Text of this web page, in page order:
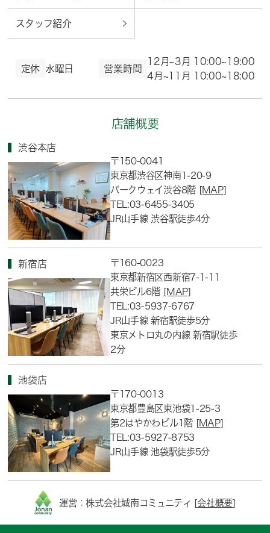
スタッフ紹介
定休 水曜日 営業時間
12月~3月 10:00~19:00
4月~11月 10:00~18:00
店舗概要
渋谷本店
〒150-0041
東京都渋谷区神南1-20-9
パークウェイ渋谷8階 [MAP]
TEL:03-6455-3405
JR山手線 渋谷駅徒歩4分
新宿店
〒160-0023
東京都新宿区西新宿7-1-11
共栄ビル6階 [MAP]
TEL:03-5937-6767
JR山手線 新宿駅徒歩5分
東京メトロ丸の内線 新宿駅徒歩
2分
池袋店
〒170-0013
東京都豊島区東池袋1-25-3
第2はやかわビル1階 [MAP]
TEL:03-5927-8753
JR山手線 池袋駅徒歩5分
運営：株式会社城南コミュニティ [会社概要]